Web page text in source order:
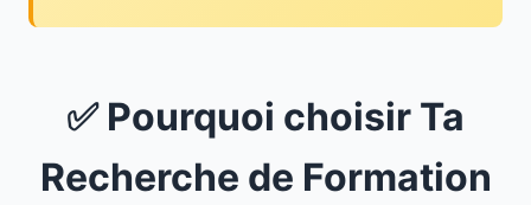
✅ Pourquoi choisir Ta
Recherche de Formation